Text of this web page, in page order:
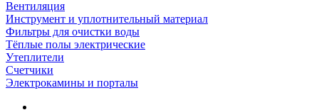
Вентиляция
Инструмент и уплотнительный материал
Фильтры для очистки воды
Тёплые полы электрические
Утеплители
Счетчики
Электрокамины и порталы